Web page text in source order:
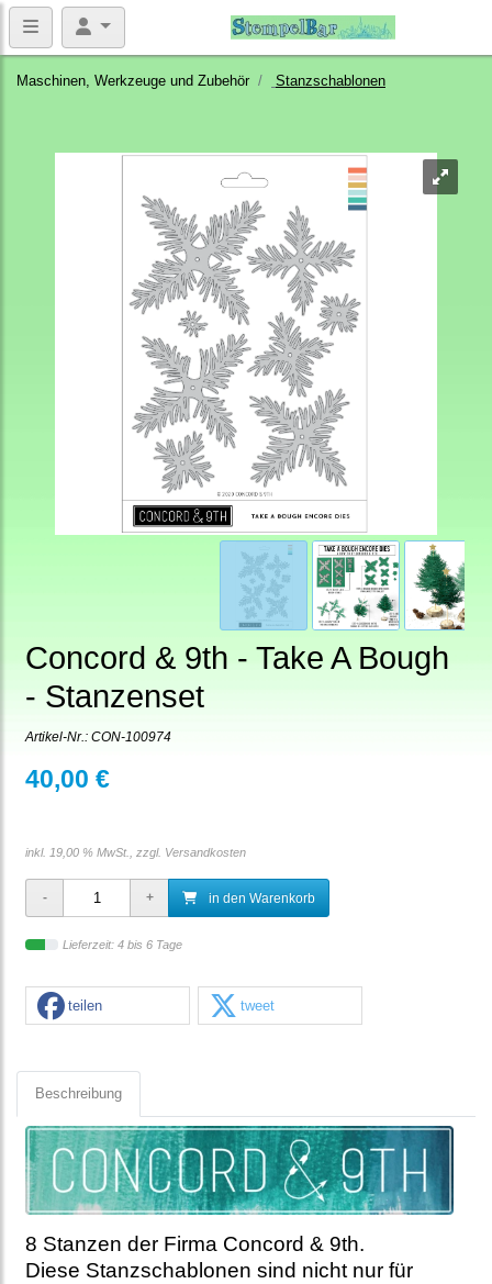
Maschinen, Werkzeuge und Zubehör Stanzschablonen
Concord & 9th - Take A Bough
- Stanzenset
Artikel-Nr.: CON-100974
40,00 €
inkl. 19,00 % MwSt., zzgl. Versandkosten
in den Warenkorb
Lieferzeit: 4 bis 6 Tage
teilen tweet
Beschreibung
8 Stanzen der Firma Concord & 9th.
Diese Stanzschablonen sind nicht nur für